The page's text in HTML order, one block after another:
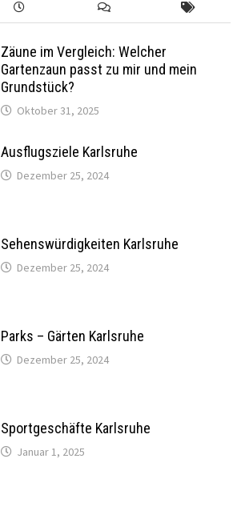
Zäune im Vergleich: Welcher
Gartenzaun passt zu mir und mein
Grundstück?
Oktober 31, 2025
Ausflugsziele Karlsruhe
Dezember 25, 2024
Sehenswürdigkeiten Karlsruhe
Dezember 25, 2024
Parks – Gärten Karlsruhe
Dezember 25, 2024
Sportgeschäfte Karlsruhe
Januar 1, 2025